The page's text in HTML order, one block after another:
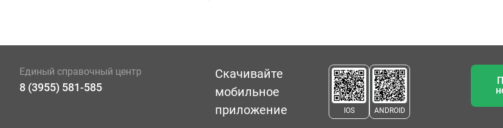
Единый справочный центр
8 (3955) 581-585
Скачивайте
мобильное
приложение
IOS ANDROID